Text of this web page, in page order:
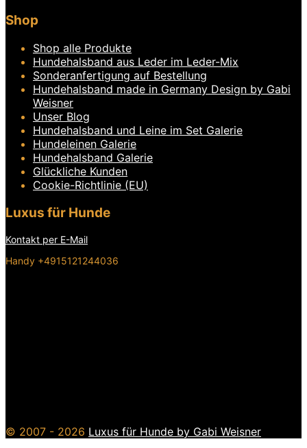
Shop
Shop alle Produkte
Hundehalsband aus Leder im Leder-Mix
Sonderanfertigung auf Bestellung
Hundehalsband made in Germany Design by Gabi
Weisner
Unser Blog
Hundehalsband und Leine im Set Galerie
Hundeleinen Galerie
Hundehalsband Galerie
Glückliche Kunden
Cookie-Richtlinie (EU)
Luxus für Hunde
Kontakt per E-Mail
Handy +4915121244036
© 2007 - 2026 Luxus für Hunde by Gabi Weisner